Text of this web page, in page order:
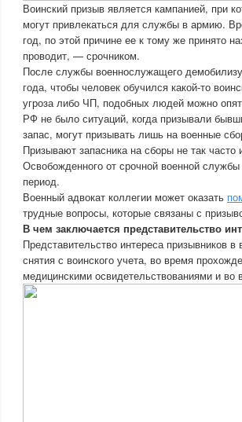
Воинский призыв является кампанией, при
могут привлекаться для службы в армию.
год, по этой причине ее к тому же принято
проводит, — срочником.
После службы военнослужащего
года, чтобы человек обучился какой-то
угроза либо ЧП, подобных людей можно
РФ не было ситуаций, когда призывали
запас, могут призывать лишь на военные
Призывают запасника на сборы не так часто
Освобожденного от срочной военной
период.
Военный адвокат коллегии может оказать
трудные вопросы, которые связаны с
В чем заключается представительство
Представительство интереса призывников
снятия с воинского учета, во время
медицинскими освидетельствованиями и